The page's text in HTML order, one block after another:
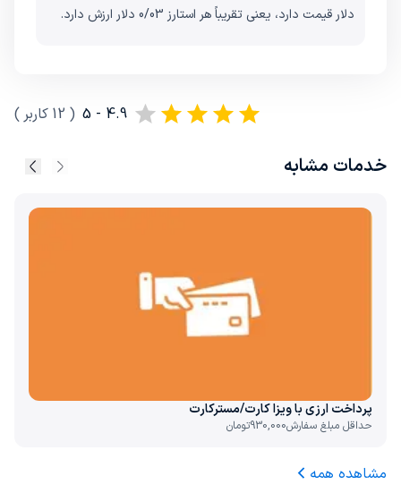
دلار قیمت دارد، یعنی تقریباً هر استارز 0/03 دلار ارزش دارد.
4.9 - 5
(
12 کاربر )
خدمات مشابه
پرداخت ارزی با ویزا کارت/مسترکارت
حداقل مبلغ سفارش930,000تومان
مشاهده همه